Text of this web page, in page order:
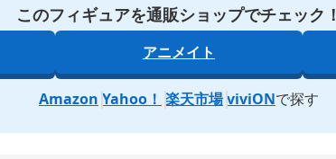
このフィギュアを通販ショップでチェック！
アニメイト
Amazon Yahoo！ 楽天市場 viviONで探す